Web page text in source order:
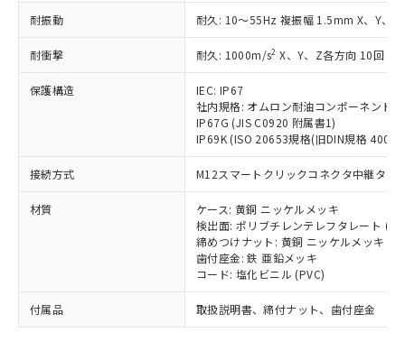
耐振動 耐久: 10～55Hz 複振幅 1.5mm X、Y、Z
耐衝撃 耐久: 1000m/s2 X、Y、Z各方向 10回
保護構造
IEC: IP67
社内規格: オムロン耐油コンポーネント
IP67G (JIS C0920 附属書1)
IP69K (ISO 20653規格(旧DIN規格
接続方式 M12スマートクリックコネクタ中継タイ
材質
ケース: 黄銅 ニッケルメッキ
検出面: ポリブチレンテレフタレート
締めつけナット: 黄銅 ニッケルメッキ
歯付座金: 鉄 亜鉛メッキ
コード: 塩化ビニル (PVC)
付属品 取扱説明書、締付ナット、歯付座金
タに基づき作成されるものであり、閲
覧された時点での実際の在庫および標
準価格とは異なる場合があることをご
了承ください。
正式な納期状況および標準価格はお客
様のお取引先、またはお客様担当のオ
ムロン制御機器販売店・当社販売員に
ご相談ください。
オムロン制御機器販売店や当社販売拠
販売ネットワーク
」をご確認
在庫状況および標準価格結果を当社の
事前の承諾なく第三者に漏洩または開
示しないようお願いします。
マイパーツ機能（部品リスト作成サー
ビス）をご利用いただくには、I-Web
メンバーズにご登録されている必要が
鉛(Pb) 1000ppm以下、 水銀(Hg) 1000ppm以下、 カド
ミウム(Cd) 100ppm以下、
六価クロム(Cr(Ⅵ)) 1000ppm以下、ポリ臭化ビフェニル
類(PBB) 1000ppm以下、ポリ臭化ジフェニルエーテル類
ル) (DEHP)(別名：DOP) 1000ppm以下、フタル酸ブチ
ルベンジル（BBP） 1000ppm以下、フタル酸ジブチル
（DBP） 1000ppm以下、フタル酸ジイソブチル
但し、RoHS指令で産業用監視および制御機器に対する
フタル酸エステル類の４物質については閾値を超える意
部品在庫の切り替え状況などにより、予定
月が前後することがあります。
*中国RoHS10物質の基準値 (GB/T26572)：
Pb(鉛) :1000ppm、 Hg(水銀) : 1000ppm、 Cd(カドミウ
ル類) : 1000ppm、
DBP(フタル酸ジブチル) : 1000ppm、 DIBP(フタル酸ジ
イソブチル) : 1000ppm、 BBP(フタル酸ブチルベンジ
DEHP(フタル酸ビス(2-エチルヘキシル)) : 1000ppm
※2 環境保護使用期限
「ｅ」：有害物質（10物質）のすべてが基
準値以下であることを示します。
「10」：通常の使用状況下において有害物
質が外部に漏えいし、環境に深刻な影響を
及ぼさない年数を意味します。
または国外への提供する場合は、日本
国政府の輸出許可(または役務取引許
可)を取得するなどの必要な手続きを
当社は規制貨物を破棄する場合は、完
全に破砕するなど、違法に輸出されな
いよう必要な手段を講じます。
当社は貴社製品を、核兵器、ミサイ
ル、化学兵器、生物兵器またはその他
武器並びにこれらの製造装置等に一切
使用いたしません。
当社は、貴社製品を第三者に販売する
場合は、上記1、2および3の内容を当
該第三者に通知します。また当社は、
販売先および販売に係わる関係者が違
り引きをいたしません。
一定数以上の在庫あり
一定数には満たないが在庫あり
在庫なし(最新の在庫状況につ
いては、お客様のお取引先、ま
たはお客様担当のオムロン制御
機器販売店・当社販売員にご確
認ください)
受注生産機種、また在庫状況の
情報を公開していない機種